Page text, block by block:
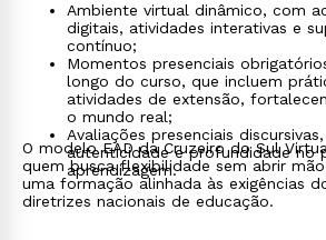
Ambiente virtual dinâmico, com
digitais, atividades interativas e
contínuo;
Momentos presenciais
longo do curso, que incluem
atividades de extensão,
o mundo real;
Avaliações presenciais
autenticidade e profundidade no
aprendizagem.
O modelo EAD da Cruzeiro do Sul
quem busca flexibilidade sem abrir
uma formação alinhada às exigências
diretrizes nacionais de educação.